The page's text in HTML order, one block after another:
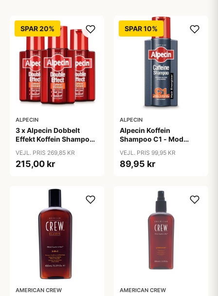
SPAR 20%
ALPECIN
3 x Alpecin Dobbelt
Effekt Koffein Shampoo
VEJL. PRIS 269,85 KR
215,00 kr
SPAR 10%
ALPECIN
Alpecin Koffein
Shampoo C1 - Mod
VEJL. PRIS 99,95 KR
89,95 kr
AMERICAN CREW AMERICAN CREW